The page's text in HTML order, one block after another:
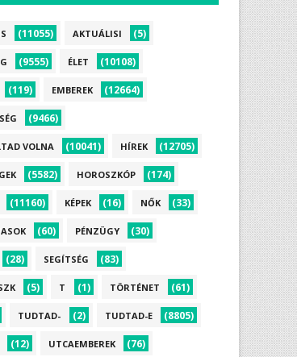
(11055) AKTUÁLISI (5)
(9555) ÉLET (10108)
(119) EMBEREK (12664)
(9466)
VOLNA (10041) HÍREK (12705)
(5582) HOROSZKÓP (174)
(11160) KÉPEK (16) NŐK (33)
(60) PÉNZÜGY (30)
(28) SEGÍTSÉG (83)
(5) T (1) TÖRTÉNET (61)
TUDTAD- (2) TUDTAD-E (8805)
(12) UTCAEMBEREK (76)